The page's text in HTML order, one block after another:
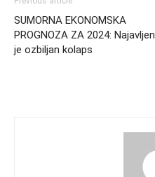
SUMORNA EKONOMSKA
PROGNOZA ZA 2024: Najavljen
je ozbiljan kolaps